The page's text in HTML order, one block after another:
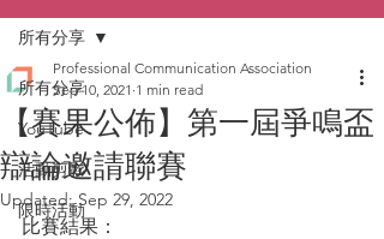
所有分享
YouTube
活動剪影
限時活動
所有分享
【賽果公佈】第一屆爭鳴盃
辯論邀請聯賽
Professional Communication Association
Sep 10, 2021 1 min read
Updated:Sep 29, 2022
比賽結果：